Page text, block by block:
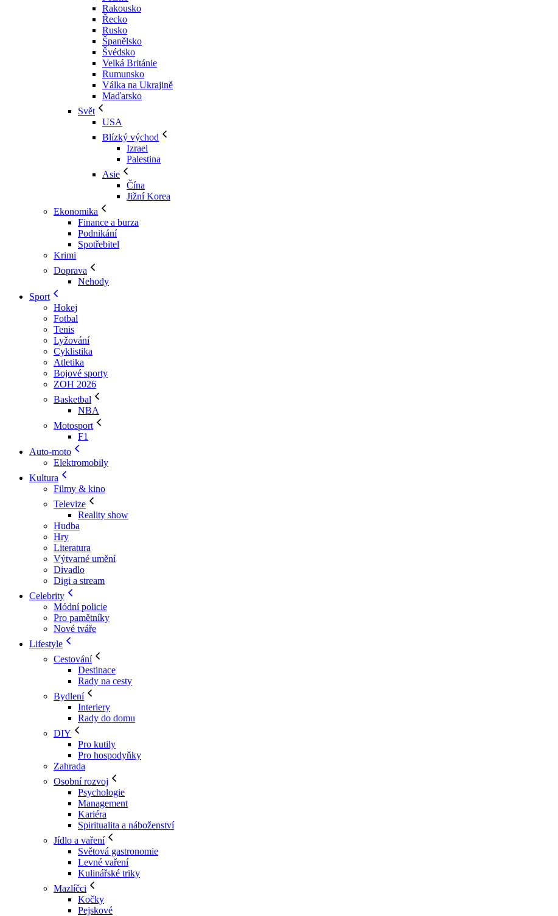
Rakousko
Řecko
Rusko
Španělsko
Švédsko
Velká Británie
Rumunsko
Válka na Ukrajině
Maďarsko
Svět
USA
Blízký východ
Izrael
Palestina
Asie
Čína
Jižní Korea
Ekonomika
Finance a burza
Podnikání
Spotřebitel
Krimi
Doprava
Nehody
Sport
Hokej
Fotbal
Tenis
Lyžování
Cyklistika
Atletika
Bojové sporty
ZOH 2026
Basketbal
NBA
Motosport
F1
Auto-moto
Elektromobily
Kultura
Filmy & kino
Televize
Reality show
Hudba
Hry
Literatura
Výtvarné umění
Divadlo
Digi a stream
Celebrity
Módní policie
Pro pamětníky
Nové tváře
Lifestyle
Cestování
Destinace
Rady na cesty
Bydlení
Interiery
Rady do domu
DIY
Pro kutily
Pro hospodyňky
Zahrada
Osobní rozvoj
Psychologie
Management
Kariéra
Spiritualita a náboženství
Jídlo a vaření
Světová gastronomie
Levné vaření
Kulinářské triky
Mazlíčci
Kočky
Pejskové